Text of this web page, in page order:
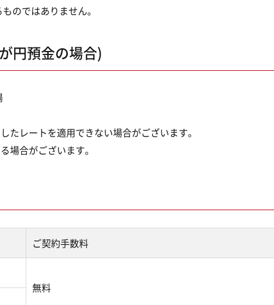
のではありません。
円預金の場合)
たレートを適用できない場合がございます。
場合がございます。
ご契約手数料
無料